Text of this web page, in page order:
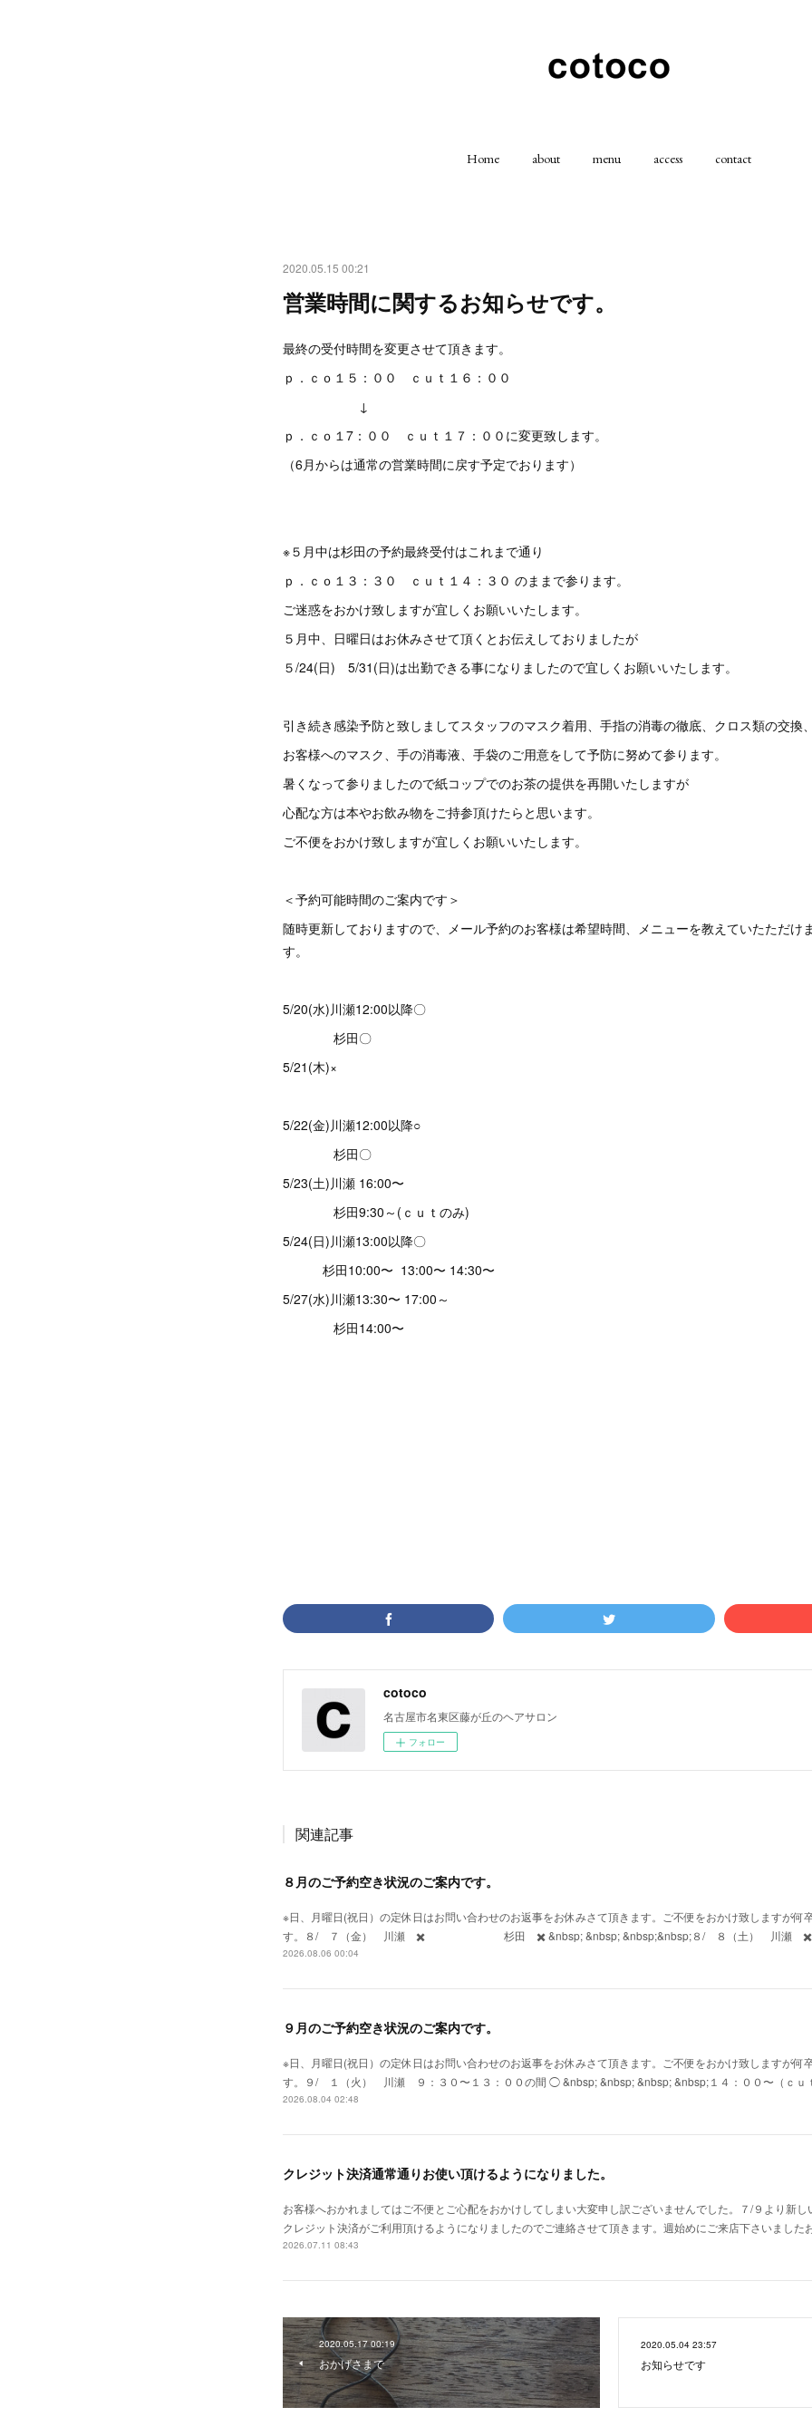
Home about menu access contact
2020.05.15 00:21
営業時間に関するお知らせです。
最終の受付時間を変更させて頂きます。
ｐ．ｃｏ１５：００ ｃｕｔ１６：００
↓
ｐ．ｃｏ１7：００ ｃｕｔ１７：００に変更致します。
（6月からは通常の営業時間に戻す予定でおります）
※５月中は杉田の予約最終受付はこれまで通り
ｐ．ｃｏ１３：３０ ｃｕｔ１４：３０ のままで参ります。
ご迷惑をおかけ致しますが宜しくお願いいたします。
５月中、日曜日はお休みさせて頂くとお伝えしておりましたが
５/24(日) 5/31(日)は出勤できる事になりましたので宜しくお願いいたします。
引き続き感染予防と致しましてスタッフのマスク着用、手指の消毒の徹底、クロス類の交換
お客様へのマスク、手の消毒液、手袋のご用意をして予防に努めて参ります。
暑くなって参りましたので紙コップでのお茶の提供を再開いたしますが
心配な方は本やお飲み物をご持参頂けたらと思います。
ご不便をおかけ致しますが宜しくお願いいたします。
＜予約可能時間のご案内です＞
随時更新しておりますので、メール予約のお客様は希望時間、メニューを教えていたただけ
す。
5/20(水)川瀬12:00以降〇
杉田〇
5/21(木)×
5/22(金)川瀬12:00以降○
杉田〇
5/23(土)川瀬 16:00〜
杉田9:30～(ｃｕｔのみ)
5/24(日)川瀬13:00以降〇
杉田10:00〜 13:00〜 14:30〜
5/27(水)川瀬13:30〜 17:00～
杉田14:00〜
cotoco
名古屋市名東区藤が丘のヘアサロン
フォロー
関連記事
８月のご予約空き状況のご案内です。
※日、月曜日(祝日）の定休日はお問い合わせのお返事をお休みさて頂きます。ご不便をおかけ致しますが何
す。８/ ７（金） 川瀬 ✖️ 杉田 ✖️ &nbsp; &nbsp; &nbsp;&nbsp;８/ ８
2026.08.06 00:04
９月のご予約空き状況のご案内です。
※日、月曜日(祝日）の定休日はお問い合わせのお返事をお休みさて頂きます。ご不便をおかけ致しますが何
す。９/ １（火） 川瀬 ９：３０〜１３：００の間 ◯ &nbsp; &nbsp; &nbsp; &nbsp;１４：０
2026.08.04 02:48
クレジット決済通常通りお使い頂けるようになりました。
お客様へおかれましてはご不便とご心配をおかけしてしまい大変申し訳ございませんでした。７/９より新し
クレジット決済がご利用頂けるようになりましたのでご連絡させて頂きます。週始めにご来店下さいまし
2026.07.11 08:43
2020.05.17 00:19
おかげさまで
2020.05.04 23:57
お知らせです